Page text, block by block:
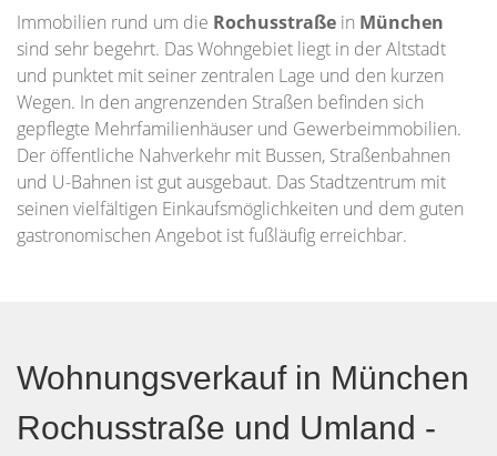
Immobilien rund um die Rochusstraße in München
sind sehr begehrt. Das Wohngebiet liegt in der Altstadt
und punktet mit seiner zentralen Lage und den kurzen
Wegen. In den angrenzenden Straßen befinden sich
gepflegte Mehrfamilienhäuser und Gewerbeimmobilien.
Der öffentliche Nahverkehr mit Bussen, Straßenbahnen
und U-Bahnen ist gut ausgebaut. Das Stadtzentrum mit
seinen vielfältigen Einkaufsmöglichkeiten und dem guten
gastronomischen Angebot ist fußläufig erreichbar.
Wohnungsverkauf in München
Rochusstraße und Umland -